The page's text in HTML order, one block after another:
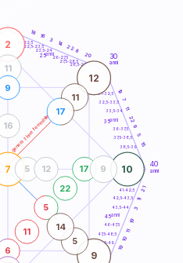
generazione femminile
30
anni
40
anni
21-22,5
22,5-23,5
23,5-24
26-27,5
27,5-28,5
28,5-29
31-32,5
32,5-33,5
33,5-34
36-37,5
37,5-38,5
38,5-39
41-42,5
42,5-43,5
43,5-44
46-47,5
47,5-48,5
48,5-49
18
16 3
14
228
20
19
7
11
22
9
5
15
21
11
3
19
11
10
19
2
10
7
12
9
6
11
5
22
17
11
9
9
5 12
16
11
17
5
14
25anni
35anni
45anni